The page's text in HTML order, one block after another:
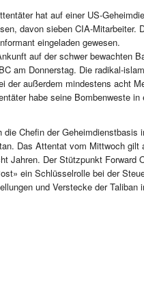
hat auf einer US-
davon sieben CIA-Mitarbeiter.
eingeladen gewesen.
auf der schwer bewachten
am Donnerstag. Die radikal-
der außerdem mindestens acht
habe seine Bombenweste in
Chefin der Geheimdienstbasis
Das Attentat vom Mittwoch gilt
Jahren. Der Stützpunkt Forward
ein Schlüsselrolle bei der
und Verstecke der Taliban